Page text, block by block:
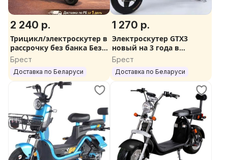
ЗВОНИТЕ ПРЯМО СЕЙЧАС И ПОДБЕРЕМ ВАМ
ЛУЧШИЙ СКУТЕР СО СКИДКОЙ 30%
2 240 р.
Трицикл/электроскутер в
рассрочку без банка Без
первого платежа.
Подарки каждому
Брест
Доставка по Беларуси
1 270 р.
Электроскутер GTX3
новый на 3 года в
рассрочку Доставка
бесплатная Всем подарки
Брест
Доставка по Беларуси